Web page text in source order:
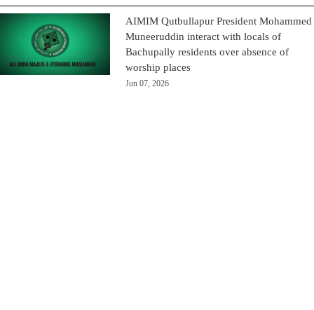
AIMIM Qutbullapur President Mohammed
Muneeruddin interact with locals of
Bachupally residents over absence of
worship places
Jun 07, 2026